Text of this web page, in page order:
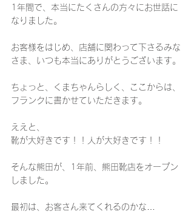
1年間で、本当にたくさんの方々にお世話に
なりました。
お客様をはじめ、店舗に関わって下さるみな
さま、いつも本当にありがとうございます。
ちょっと、くまちゃんらしく、ここからは、
フランクに書かせていただきます。
ええと、
靴が大好きです！！人が大好きです！！
そんな熊田が、1年前、熊田靴店をオープン
しました。
最初は、お客さん来てくれるのかな…